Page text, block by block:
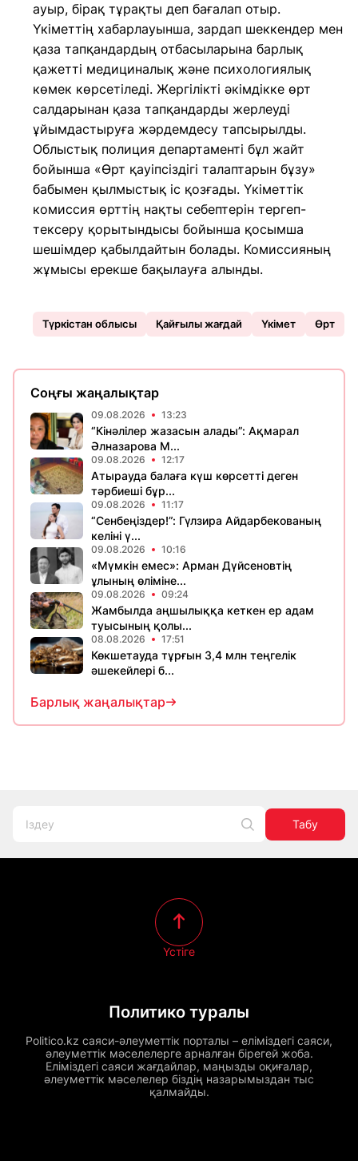
ауыр, бірақ тұрақты деп бағалап отыр.
Үкіметтің хабарлауынша, зардап шеккендер мен
қаза тапқандардың отбасыларына барлық
қажетті медициналық және психологиялық
көмек көрсетіледі. Жергілікті әкімдікке өрт
салдарынан қаза тапқандарды жерлеуді
ұйымдастыруға жәрдемдесу тапсырылды.
Облыстық полиция департаменті бұл жайт
бойынша «Өрт қауіпсіздігі талаптарын бұзу»
бабымен қылмыстық іс қозғады. Үкіметтік
комиссия өрттің нақты себептерін тергеп-
тексеру қорытындысы бойынша қосымша
шешімдер қабылдайтын болады. Комиссияның
жұмысы ерекше бақылауға алынды.
Түркістан облысы Қайғылы жағдай Үкімет Өрт
Соңғы жаңалықтар
09.08.2026 13:23
“Кінәлілер жазасын алады”: Ақмарал
Әлназарова М...
09.08.2026 12:17
Атырауда балаға күш көрсетті деген
тәрбиеші бұр...
09.08.2026 11:17
“Сенбеңіздер!”: Гүлзира Айдарбекованың
келіні ү...
09.08.2026 10:16
«Мүмкін емес»: Арман Дүйсеновтің
ұлының өліміне...
09.08.2026 09:24
Жамбылда аңшылыққа кеткен ер адам
туысының қолы...
08.08.2026 17:51
Көкшетауда тұрғын 3,4 млн теңгелік
әшекейлері б...
Барлық жаңалықтар
Табу
Политико туралы
Politico.kz саяси-әлеуметтік порталы – еліміздегі саяси,
әлеуметтік мәселелерге арналған бірегей жоба.
Еліміздегі саяси жағдайлар, маңызды оқиғалар,
әлеуметтік мәселелер біздің назарымыздан тыс
қалмайды.
Үстіге